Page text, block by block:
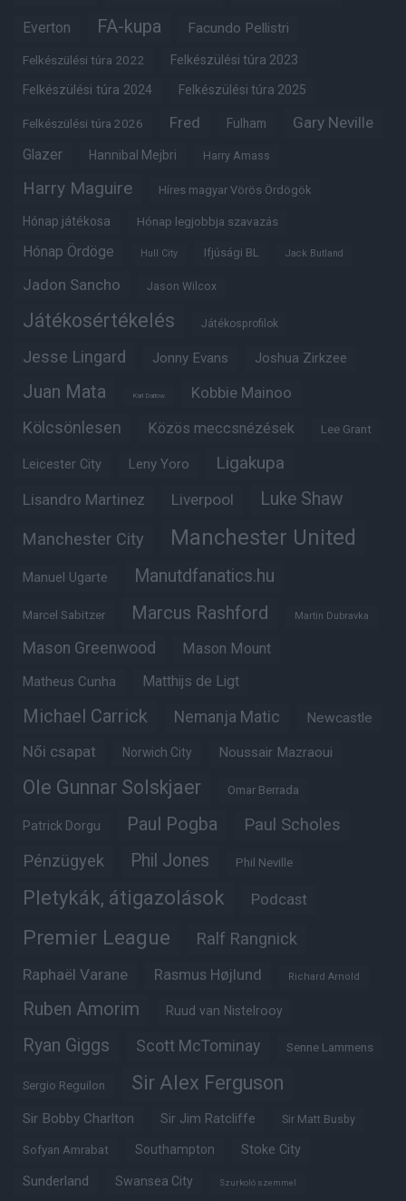
Everton FA-kupa Facundo Pellistri
Felkészülési túra 2022 Felkészülési túra 2023
Felkészülési túra 2024 Felkészülési túra 2025
Felkészülési túra 2026 Fred Fulham Gary Neville
Glazer Hannibal Mejbri Harry Amass
Harry Maguire Híres magyar Vörös Ördögök
Hónap játékosa Hónap legjobbja szavazás
Hónap Ördöge Hull City Ifjúsági BL Jack Butland
Jadon Sancho Jason Wilcox
Játékosértékelés Játékosprofilok
Jesse Lingard Jonny Evans Joshua Zirkzee
Juan Mata Karl Darlow Kobbie Mainoo
Kölcsönlesen Közös meccsnézések Lee Grant
Leicester City Leny Yoro Ligakupa
Lisandro Martinez Liverpool Luke Shaw
Manchester City Manchester United
Manuel Ugarte Manutdfanatics.hu
Marcel Sabitzer Marcus Rashford Martin Dubravka
Mason Greenwood Mason Mount
Matheus Cunha Matthijs de Ligt
Michael Carrick Nemanja Matic Newcastle
Női csapat Norwich City Noussair Mazraoui
Ole Gunnar Solskjaer Omar Berrada
Patrick Dorgu Paul Pogba Paul Scholes
Pénzügyek Phil Jones Phil Neville
Pletykák, átigazolások Podcast
Premier League Ralf Rangnick
Raphaël Varane Rasmus Højlund Richard Arnold
Ruben Amorim Ruud van Nistelrooy
Ryan Giggs Scott McTominay Senne Lammens
Sergio Reguilon Sir Alex Ferguson
Sir Bobby Charlton Sir Jim Ratcliffe Sir Matt Busby
Sofyan Amrabat Southampton Stoke City
Sunderland Swansea City Szurkoló szemmel